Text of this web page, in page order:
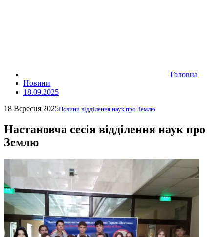
Головна
Новини
18.09.2025
18 Вересня 2025Новини відділення наук про Землю
Настановча сесія відділення наук про
Землю